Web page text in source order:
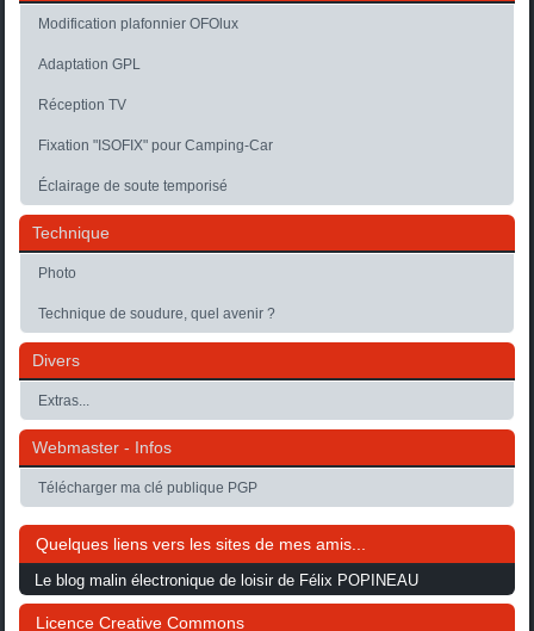
Modification plafonnier OFOlux
Adaptation GPL
Réception TV
Fixation "ISOFIX" pour Camping-Car
Éclairage de soute temporisé
Technique
Photo
Technique de soudure, quel avenir ?
Divers
Extras...
Webmaster - Infos
Télécharger ma clé publique PGP
Quelques liens vers les sites de mes amis...
Le blog malin électronique de loisir de Félix POPINEAU
Licence Creative Commons